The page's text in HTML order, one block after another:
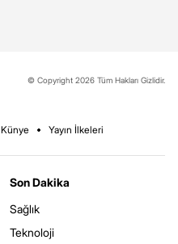
© Copyright 2026 Tüm Hakları Gizlidir.
Künye Yayın İlkeleri
Son Dakika
Sağlık
Teknoloji